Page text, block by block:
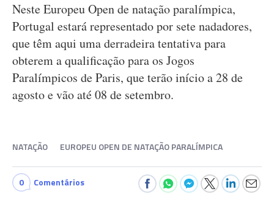
Neste Europeu Open de natação paralímpica,
Portugal estará representado por sete nadadores,
que têm aqui uma derradeira tentativa para
obterem a qualificação para os Jogos
Paralímpicos de Paris, que terão início a 28 de
agosto e vão até 08 de setembro.
NATAÇÃO EUROPEU OPEN DE NATAÇÃO PARALÍMPICA
0 Comentários